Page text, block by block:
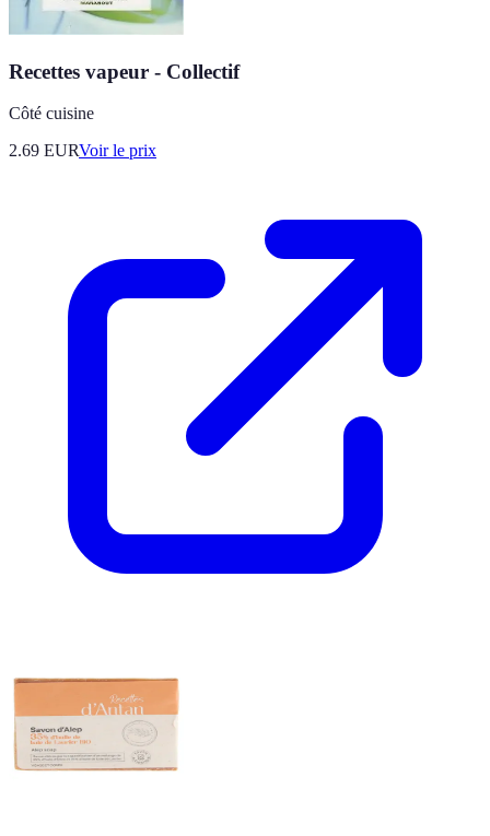
Recettes vapeur - Collectif
Côté cuisine
2.69 EURVoir le prix